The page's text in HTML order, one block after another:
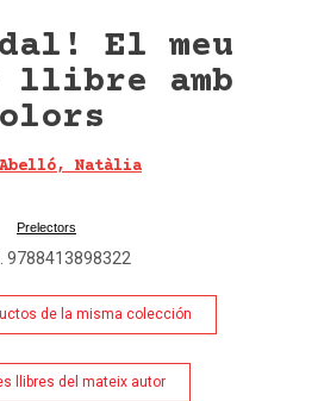
El meu
llibre amb
olors
Abelló, Natàlia
Prelectors
9788413898322
de la misma colección
llibres del mateix autor